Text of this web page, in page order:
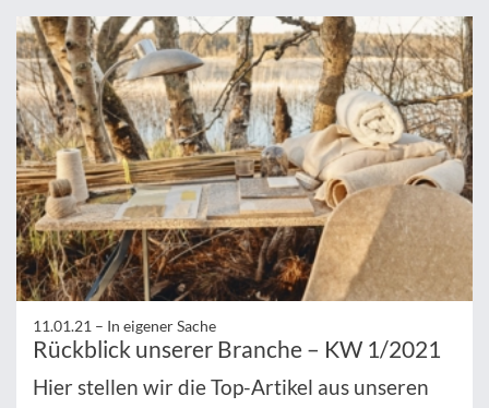
11.01.21 – In eigener Sache
Rückblick unserer Branche – KW 1/2021
Hier stellen wir die Top-Artikel aus unseren